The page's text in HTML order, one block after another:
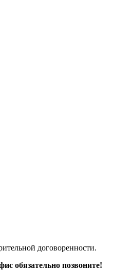
договоренности.
обязательно позвоните!